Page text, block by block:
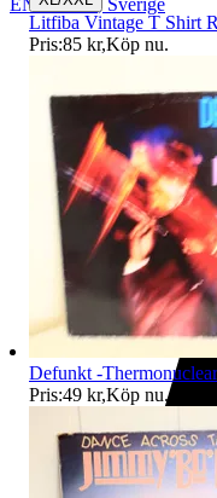
ENVIKEN , Sverige
Litfiba Vintage T Shirt
Pris:85 kr,Köp nu.
Defunkt -
Pris:49 kr,Köp nu.